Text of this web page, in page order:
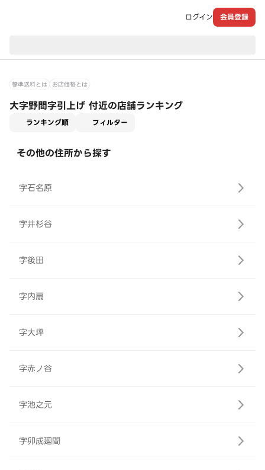
ログイン 会員登録
標準送料とは お店価格とは
大字野間字引上げ 付近の店舗ランキング
ランキング順 フィルター
その他の住所から探す
字石名原
字井杉谷
字後田
字内扇
字大坪
字赤ノ谷
字池之元
字卯成廻間